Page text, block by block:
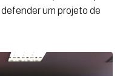
um projeto de